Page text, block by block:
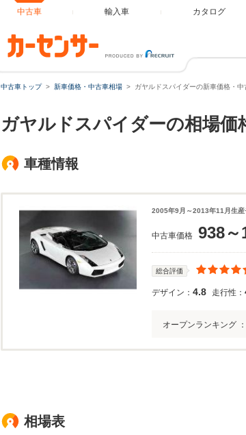
中古車 輸入車 カタログ
中古車トップ 新車価格・中古車相場 ガヤルドスパイダーの新車価格・中
ガヤルドスパイダーの相場価
車種情報
2005年9月～2013年11月生産
中古車価格 938～
総合評価
デザイン： 4.8 走行性：
オープンランキング ：
相場表